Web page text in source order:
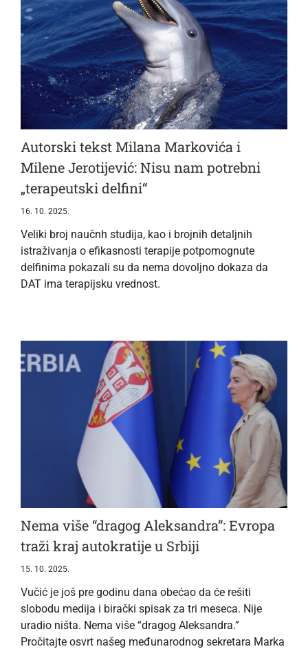
Autorski tekst Milana Markovića i
Milene Jerotijević: Nisu nam potrebni
„terapeutski delfini“
16. 10. 2025.
Veliki broj naučnh studija, kao i brojnih detaljnih
istraživanja o efikasnosti terapije potpomognute
delfinima pokazali su da nema dovoljno dokaza da
DAT ima terapijsku vrednost.
Nema više “dragog Aleksandra”: Evropa
traži kraj autokratije u Srbiji
15. 10. 2025.
Vučić je još pre godinu dana obećao da će rešiti
slobodu medija i birački spisak za tri meseca. Nije
uradio ništa. Nema više “dragog Aleksandra.”
Pročitajte osvrt našeg međunarodnog sekretara Marka